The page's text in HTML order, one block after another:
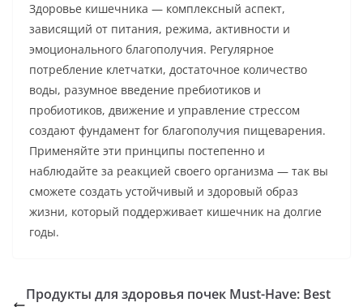
Здоровье кишечника — комплексный аспект,
зависящий от питания, режима, активности и
эмоционального благополучия. Регулярное
потребление клетчатки, достаточное количество
воды, разумное введение пребиотиков и
пробиотиков, движение и управление стрессом
создают фундамент for благополучия пищеварения.
Применяйте эти принципы постепенно и
наблюдайте за реакцией своего организма — так вы
сможете создать устойчивый и здоровый образ
жизни, который поддерживает кишечник на долгие
годы.
Продукты для здоровья почек Must-Have: Best